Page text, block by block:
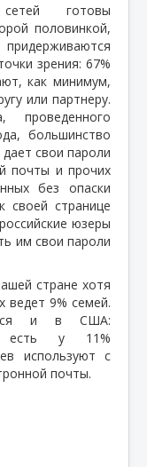
сетей готовы
половинкой,
зрения: 67%
как минимум,
или партнеру.
проведенного
большинство
свои пароли
почты и прочих
без опаски
своей странице
юзеры
им свои пароли
стране хотя
ведет 9% семей.
и в США:
есть у 11%
используют с
почты.